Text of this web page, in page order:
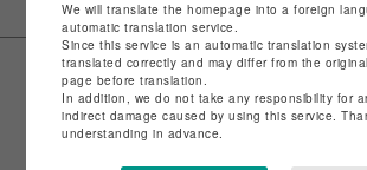
We will translate the homepage into a foreign
automatic translation service.
Since this service is an automatic translation
translated correctly and may differ from the
page before translation.
In addition, we do not take any responsibility for
indirect damage caused by using this service.
understanding in advance.